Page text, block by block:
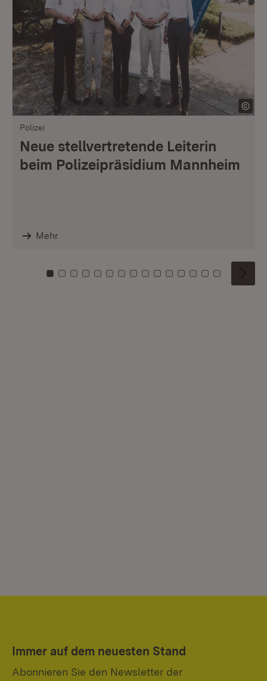
Polizei
Neue stellvertretende Leiterin
beim Polizeipräsidium Mannheim
Mehr
Zu Kachel: 0
Zu Kachel: 1
Zu Kachel: 2
Zu Kachel: 3
Zu Kachel: 4
Zu Kachel: 5
Zu Kachel: 6
Zu Kachel: 7
Zu Kachel: 8
Zu Kachel: 9
Zu Kachel: 10
Zu Kachel: 11
Zu Kachel: 12
Zu Kachel:
Zu
Immer auf dem neuesten Stand
Abonnieren Sie den Newsletter der